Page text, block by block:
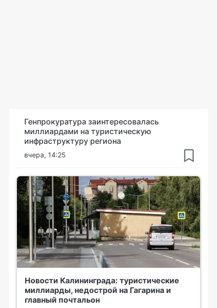
Генпрокуратура заинтересовалась
миллиардами на туристическую
инфраструктуру региона
вчера, 14:25
Новости Калининграда: туристические
миллиарды, недострой на Гагарина и
главный почтальон